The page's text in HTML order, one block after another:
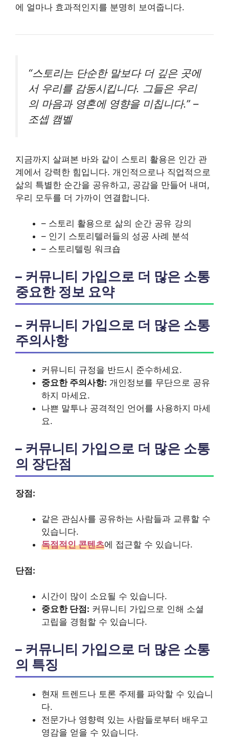
에 얼마나 효과적인지를 분명히 보여줍니다.
“스토리는 단순한 말보다 더 깊은 곳에
서 우리를 감동시킵니다. 그들은 우리
의 마음과 영혼에 영향을 미칩니다.” –
조셉 캠벨
지금까지 살펴본 바와 같이 스토리 활용은 인간 관
계에서 강력한 힘입니다. 개인적으로나 직업적으로
삶의 특별한 순간을 공유하고, 공감을 만들어 내며,
우리 모두를 더 가까이 연결합니다.
– 스토리 활용으로 삶의 순간 공유 강의
– 인기 스토리텔러들의 성공 사례 분석
– 스토리텔링 워크숍
– 커뮤니티 가입으로 더 많은 소통
중요한 정보 요약
– 커뮤니티 가입으로 더 많은 소통
주의사항
커뮤니티 규정을 반드시 준수하세요.
중요한 주의사항: 개인정보를 무단으로 공유
하지 마세요.
나쁜 말투나 공격적인 언어를 사용하지 마세
요.
– 커뮤니티 가입으로 더 많은 소통
의 장단점
장점:
같은 관심사를 공유하는 사람들과 교류할 수
있습니다.
독점적인 콘텐츠에 접근할 수 있습니다.
단점:
시간이 많이 소요될 수 있습니다.
중요한 단점: 커뮤니티 가입으로 인해 소셜
고립을 경험할 수 있습니다.
– 커뮤니티 가입으로 더 많은 소통
의 특징
현재 트렌드나 토론 주제를 파악할 수 있습니
다.
전문가나 영향력 있는 사람들로부터 배우고
영감을 얻을 수 있습니다.